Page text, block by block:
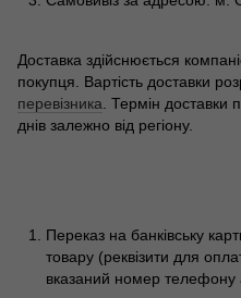
Доставка здійснюється
покупця. Вартість доставки
перевізника . Термін доставки
днів залежно від регіону.
Переказ на банківську
товару (реквізити для
вказаний номер телефону